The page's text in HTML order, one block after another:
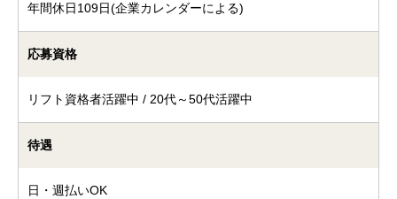
年間休日109日(企業カレンダーによる)
応募資格
リフト資格者活躍中 / 20代～50代活躍中
待遇
日・週払いOK